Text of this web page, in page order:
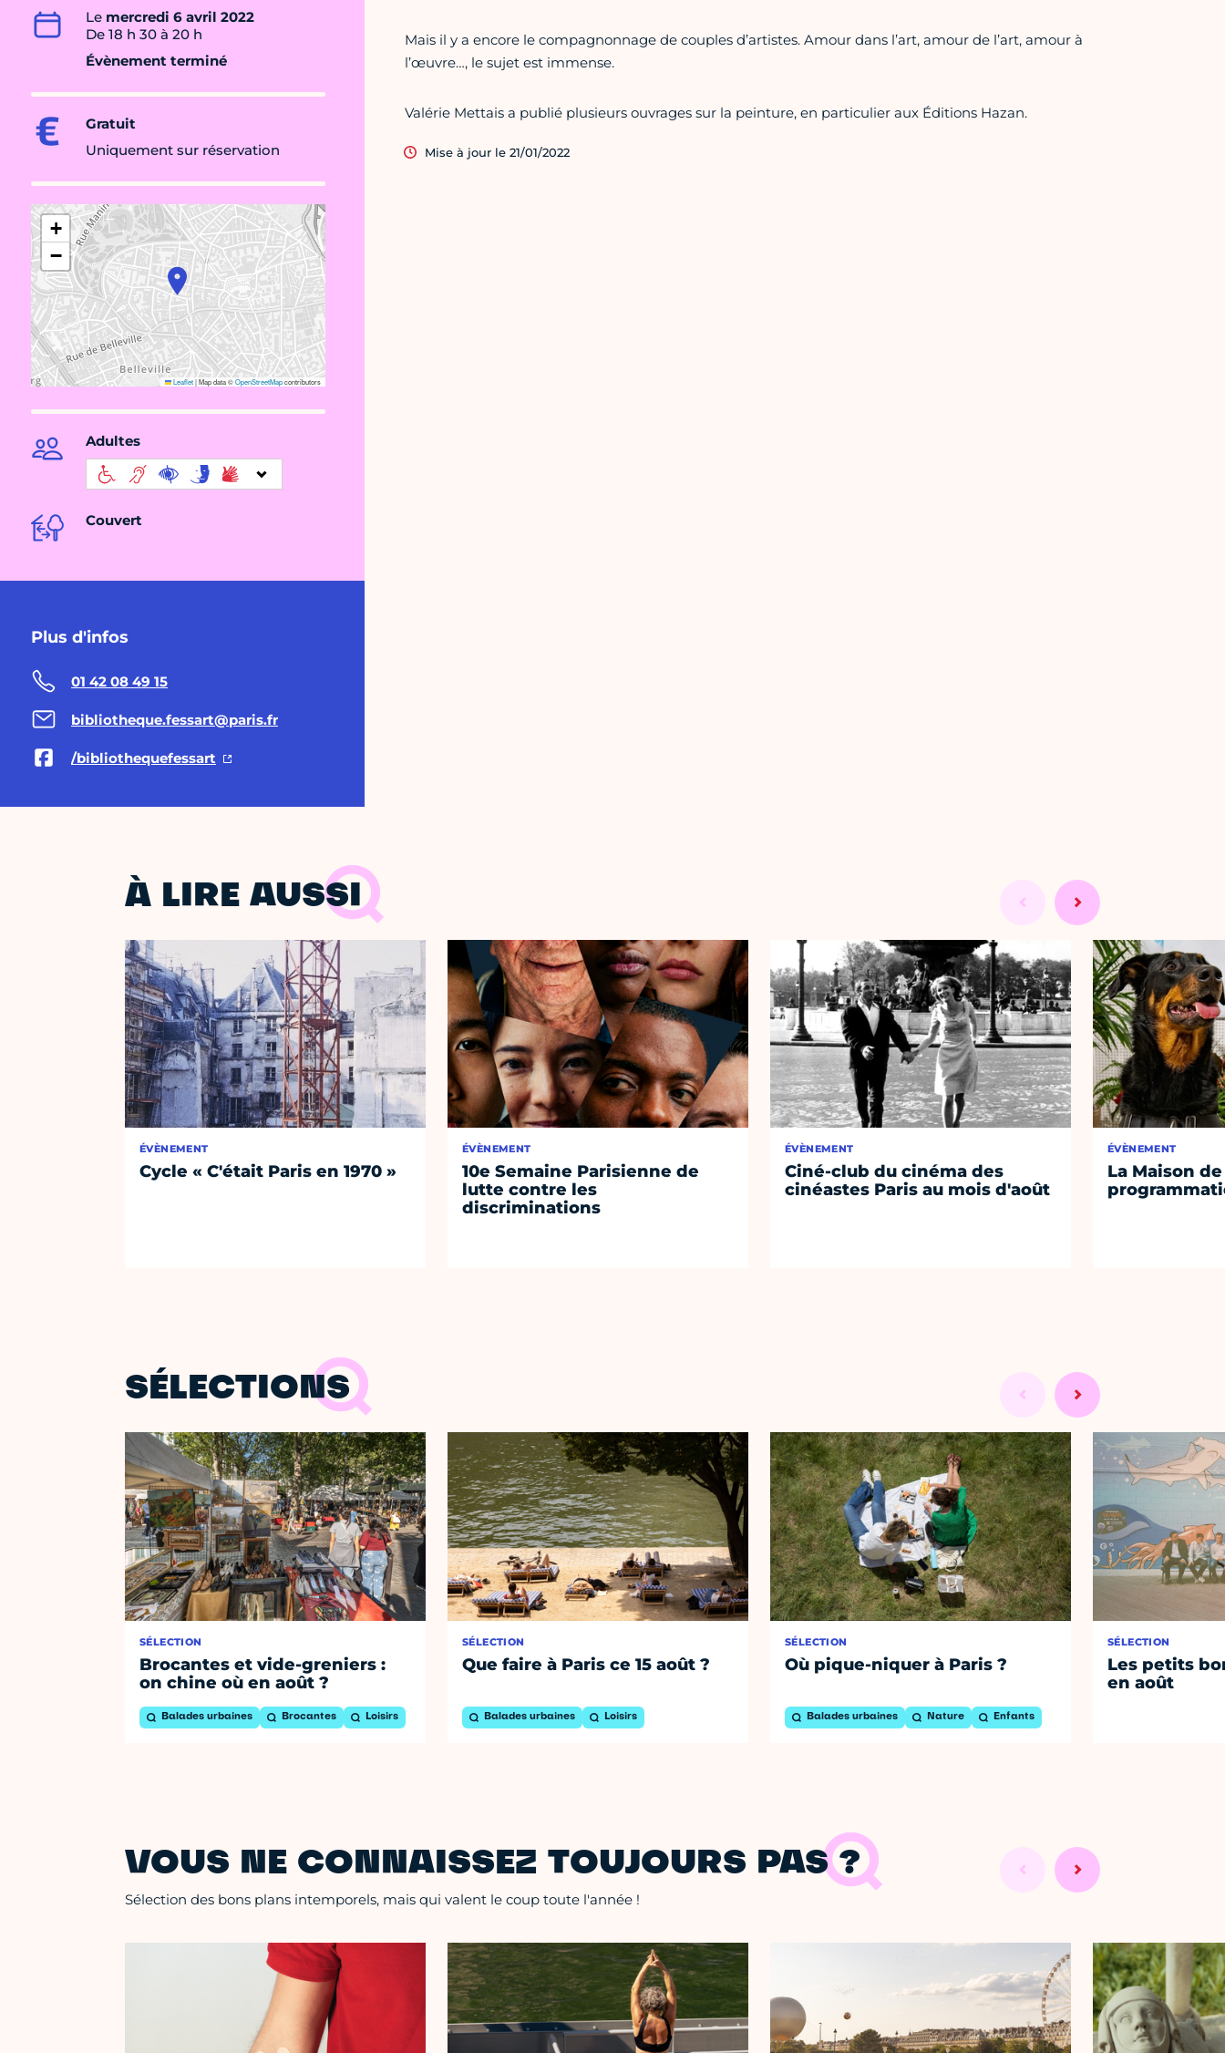
Le mercredi 6 avril 2022
De 18 h 30 à 20 h
Évènement terminé
Gratuit
Uniquement sur réservation
+
−
Leaflet|Map data ©OpenStreetMapcontributors
Adultes
Couvert
Plus d'infos
01 42 08 49 15
bibliotheque.fessart@paris.fr
/bibliothequefessart
Mais il y a encore le compagnonnage de couples d’artistes. Amour dans l’art, amour de l’art, amour à
l’œuvre…, le sujet est immense.
Valérie Mettais a publié plusieurs ouvrages sur la peinture, en particulier aux Éditions Hazan.
Mise à jour le 21/01/2022
À LIRE AUSSI
ÉVÈNEMENT
Cycle « C'était Paris en 1970 »
ÉVÈNEMENT
10e Semaine Parisienne de
lutte contre les
discriminations
ÉVÈNEMENT
Ciné-club du cinéma des
cinéastes Paris au mois d'août
ÉVÈNEMENT
La Maison
SÉLECTIONS
SÉLECTION
Brocantes et vide-greniers :
on chine où en août ?
Balades urbaines Brocantes Loisirs
SÉLECTION
Que faire à Paris ce 15 août ?
Balades urbaines Loisirs
SÉLECTION
Où pique-niquer à Paris ?
Balades urbaines Nature Enfants
SÉLECTION
Les petits
en août
VOUS NE CONNAISSEZ TOUJOURS PAS ?
Sélection des bons plans intemporels, mais qui valent le coup toute l'année !